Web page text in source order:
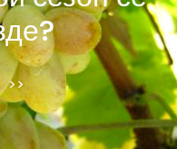
>>